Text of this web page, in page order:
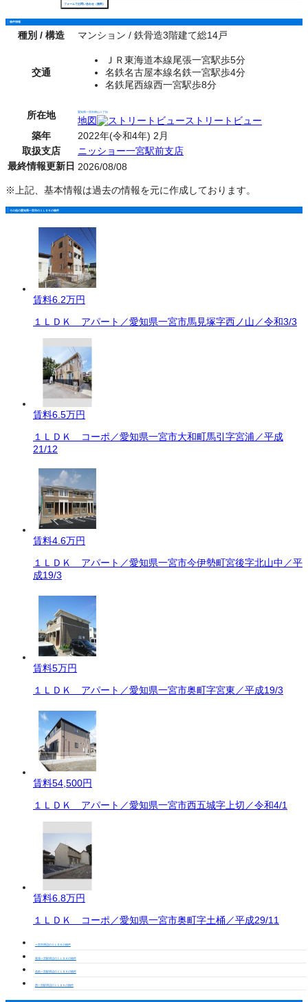
フォームでお問い合わせ（無料）
物件情報
種別 / 構造 マンション / 鉄骨造3階建て総14戸
交通
ＪＲ東海道本線尾張一宮駅歩5分
名鉄名古屋本線名鉄一宮駅歩4分
名鉄尾西線西一宮駅歩8分
所在地 愛知県一宮市神山１丁目
地図
ストリートビュー
築年
2022年(令和4年) 2月
取扱支店
ニッショー一宮駅前支店
最終情報更新日 2026/08/08
※上記、基本情報は過去の情報を元に作成しております。
その他の愛知県一宮市の１ＬＤＫの物件
賃料6.2万円
１ＬＤＫ アパート／愛知県一宮市馬見塚字西ノ山／令和3/3
賃料6.5万円
１ＬＤＫ コーポ／愛知県一宮市大和町馬引字宮浦／平成
21/12
賃料4.6万円
１ＬＤＫ アパート／愛知県一宮市今伊勢町宮後字北山中／平
成19/3
賃料5万円
１ＬＤＫ アパート／愛知県一宮市奥町字宮東／平成19/3
賃料54,500円
１ＬＤＫ アパート／愛知県一宮市西五城字上切／令和4/1
賃料6.8万円
１ＬＤＫ コーポ／愛知県一宮市奥町字土桶／平成29/11
一宮市周辺の１ＬＤＫの物件
尾張一宮駅周辺の１ＬＤＫの物件
名鉄一宮駅周辺の１ＬＤＫの物件
西一宮駅周辺の１ＬＤＫの物件